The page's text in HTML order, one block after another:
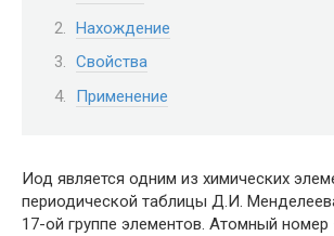
Нахождение
Свойства
Применение
Иод является одним из химических
периодической таблицы Д.И.
17-ой группе элементов. Атомный номер